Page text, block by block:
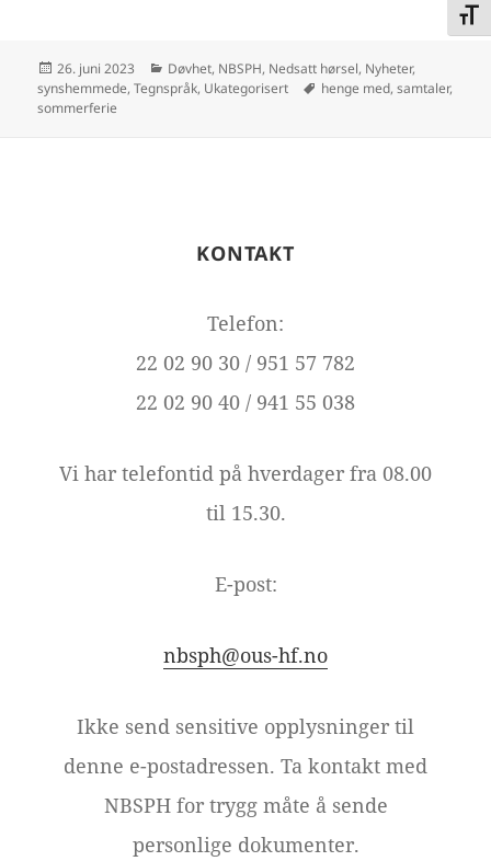
Publisert
26. juni 2023 Kategorier
Døvhet, NBSPH, Nedsatt hørsel, Nyheter,
synshemmede,Tegnspråk, Ukategorisert Stikkord
henge med,samtaler,
sommerferie
KONTAKT
Telefon:
22 02 90 30 / 951 57 782
22 02 90 40 / 941 55 038
Vi har telefontid på hverdager fra 08.00
til 15.30.
E-post:
nbsph@ous-hf.no
Ikke send sensitive opplysninger til
denne e-postadressen. Ta kontakt med
NBSPH for trygg måte å sende
personlige dokumenter.